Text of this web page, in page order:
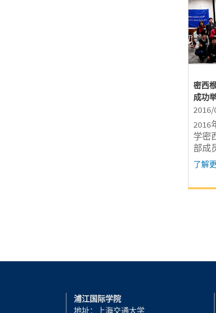
密西
成功
2016
学密
部成
学院
族大
和
资
了解
浦江国际学院
地址：上海交通大学